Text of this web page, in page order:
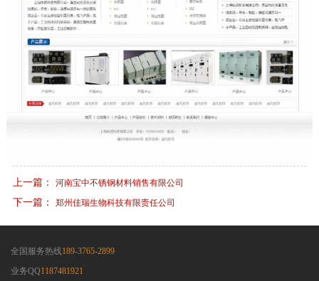
上一篇： 河南宝中不锈钢材料销售有限公司
下一篇： 郑州佳瑞生物科技有限责任公司
全国服务热线189-3765-2899
业务QQ1187481921